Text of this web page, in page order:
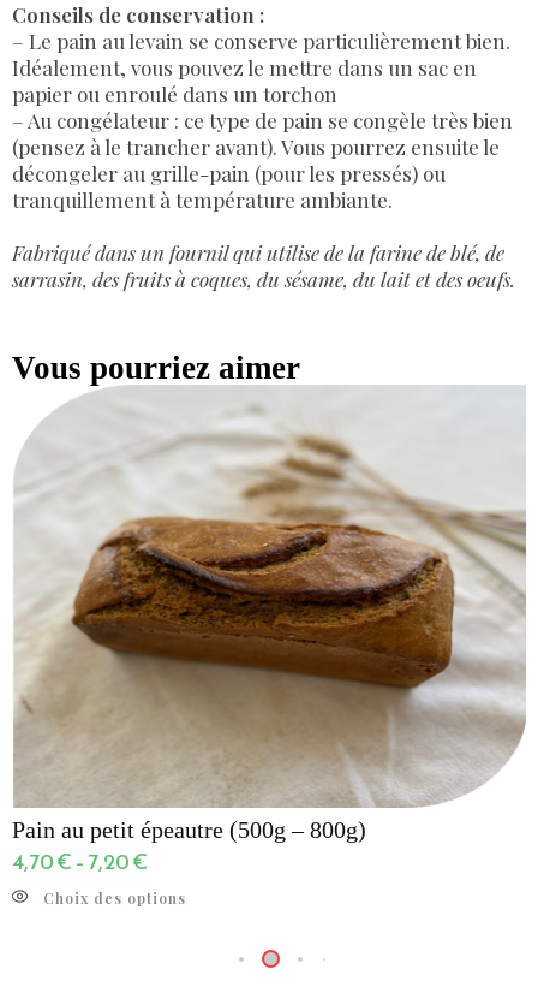
Conseils de conservation :
– Le pain au levain se conserve particulièrement bien.
Idéalement, vous pouvez le mettre dans un sac en
papier ou enroulé dans un torchon
– Au congélateur : ce type de pain se congèle très bien
(pensez à le trancher avant). Vous pourrez ensuite le
décongeler au grille-pain (pour les pressés) ou
tranquillement à température ambiante.
Fabriqué dans un fournil qui utilise de la farine de blé, de
sarrasin, des fruits à coques, du sésame, du lait et des oeufs.
Vous pourriez aimer
Pain au petit épeautre (500g – 800g)
4,70€–7,20€
Choix des options